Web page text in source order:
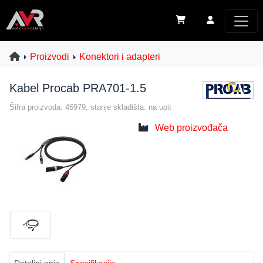
Proizvodi Konektori i adapteri
Kabel Procab PRA701-1.5
Šifra proizvoda: 46979, stanje skladišta: na upit
Web proizvođača